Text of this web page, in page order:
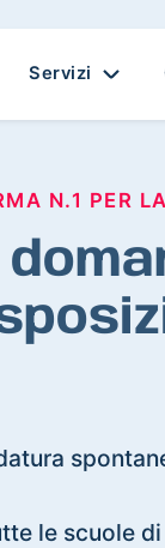
Servizi
N.1 PER
le scuole